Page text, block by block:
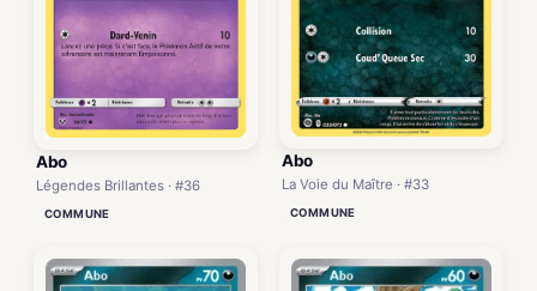
Abo
Légendes Brillantes · #36
COMMUNE
Abo
La Voie du Maître · #33
COMMUNE